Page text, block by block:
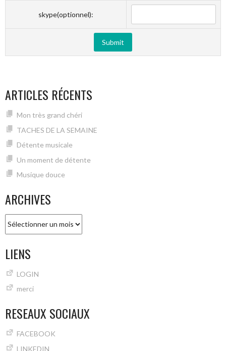
skype(optionnel):
ARTICLES RÉCENTS
Mon très grand chéri
TACHES DE LA SEMAINE
Détente musicale
Un moment de détente
Musique douce
ARCHIVES
LIENS
LOGIN
merci
RESEAUX SOCIAUX
FACEBOOK
LINKEDIN